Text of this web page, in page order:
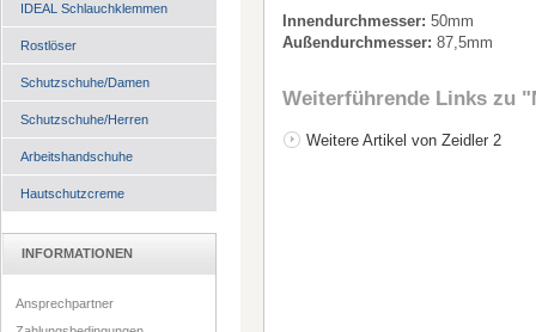
IDEAL Schlauchklemmen
Rostlöser
Schutzschuhe/Damen
Schutzschuhe/Herren
Arbeitshandschuhe
Hautschutzcreme
INFORMATIONEN
Ansprechpartner
Innendurchmesser: 50mm
Außendurchmesser: 87,5mm
Weiterführende Links zu
Weitere Artikel von Zeidler 2